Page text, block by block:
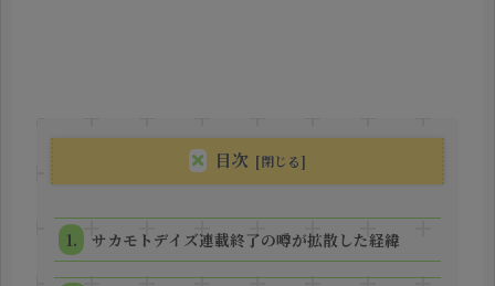
目次
サカモトデイズ連載終了の噂が拡散した経緯